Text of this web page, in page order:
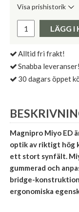
Visa prishistorik
LÄGG I
Alltid fri frakt!
Snabba leveranser!
30 dagars öppet
Magnipro Miyo ED
optik av riktigt hög
ett stort synfält.
gummerad och
bridge-
ergonomiska